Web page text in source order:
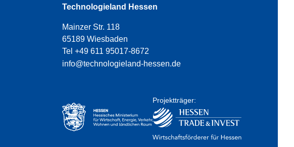
Technologieland Hessen
Mainzer Str. 118
65189 Wiesbaden
Tel +49 611 95017-8672
info@technologieland-hessen.de
Projektträger: